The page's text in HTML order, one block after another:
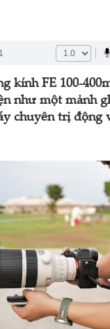
kính FE 100-
như một mảnh
chuyên trị động